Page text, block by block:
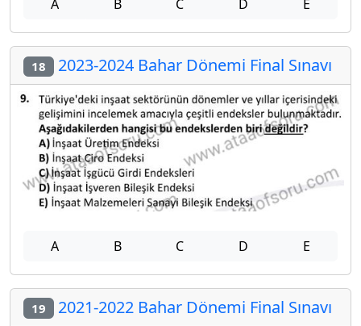
A B C D E
18 2023-2024 Bahar Dönemi Final Sınavı
A B C D E
19 2021-2022 Bahar Dönemi Final Sınavı